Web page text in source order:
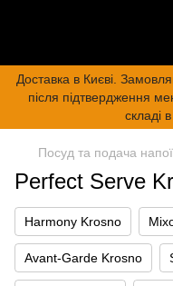
Доставка в Києві.
після підтвердження
складі
Посуд та подача
Perfect Serve
Harmony Krosno
Avant-Garde Krosno